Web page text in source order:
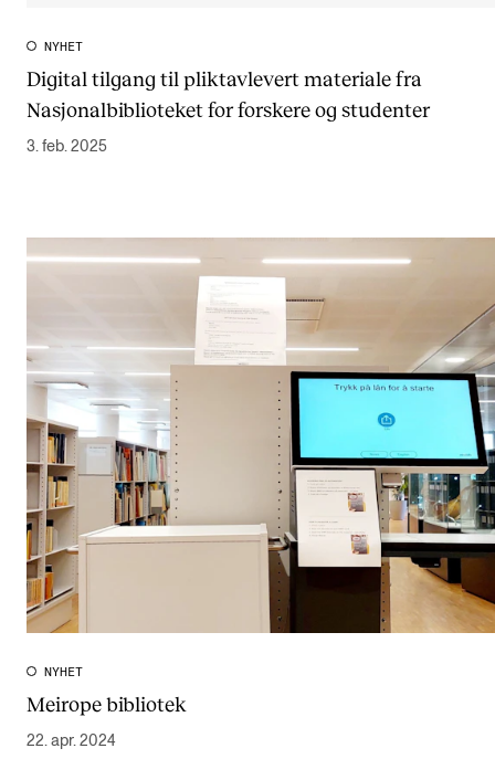
NYHET
Digital tilgang til pliktavlevert materiale fra
Nasjonalbiblioteket for forskere og studenter
3. feb. 2025
NYHET
Meirope bibliotek
22. apr. 2024